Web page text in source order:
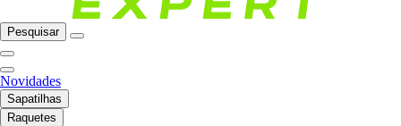
Pesquisar
Novidades
Sapatilhas
Raquetes